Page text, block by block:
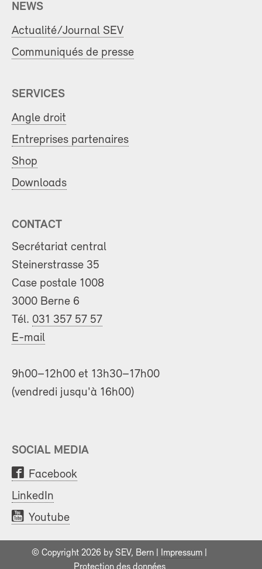
NEWS
Actualité/Journal SEV
Communiqués de presse
SERVICES
Angle droit
Entreprises partenaires
Shop
Downloads
CONTACT
Secrétariat central
Steinerstrasse 35
Case postale 1008
3000 Berne 6
Tél. 031 357 57 57
E-mail
9h00–12h00 et 13h30–17h00
(vendredi jusqu'à 16h00)
SOCIAL MEDIA
Facebook
LinkedIn
Youtube
© Copyright 2026 by SEV, Bern | Impressum